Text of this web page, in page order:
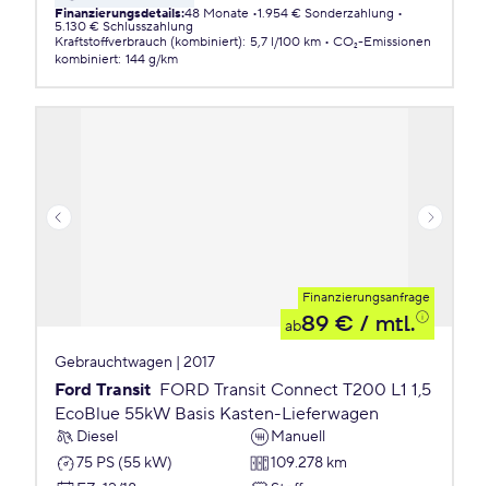
Finanzierungsdetails:48 Monate 1.954 € Sonderzahlung
5.130 € Schlusszahlung
Kraftstoffverbrauch (kombiniert): 5,7 l/100 km
CO₂-Emissionen
kombiniert: 144 g/km
Finanzierungsanfrage
ab89 € / mtl.
Gebrauchtwagen | 2017
Ford Transit FORD Transit Connect T200 L1 1,5
EcoBlue 55kW Basis Kasten-Lieferwagen
Diesel
Manuell
75 PS (55 kW)
109.278 km